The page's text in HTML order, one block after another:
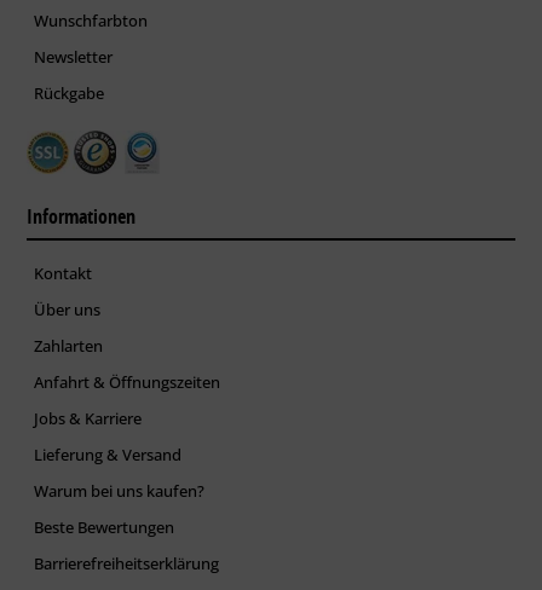
Wunschfarbton
Newsletter
Rückgabe
Informationen
Kontakt
Über uns
Zahlarten
Anfahrt & Öffnungszeiten
Jobs & Karriere
Lieferung & Versand
Warum bei uns kaufen?
Beste Bewertungen
Barrierefreiheitserklärung